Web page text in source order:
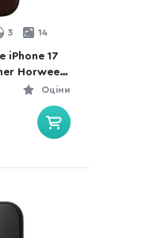
3 14
iPhone 17
Horween
Оціни